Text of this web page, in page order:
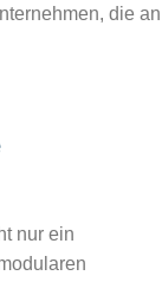
die an
nur ein